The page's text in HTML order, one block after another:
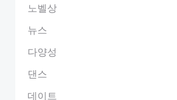
노벨상
뉴스
다양성
댄스
데이트